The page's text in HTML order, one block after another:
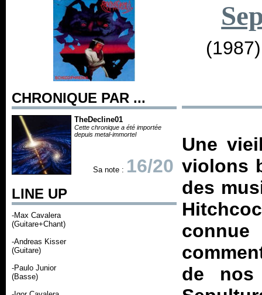
CHRONIQUE PAR ...
TheDecline01
Cette chronique a été importée
depuis metal-immortel
Sa note : 16/20
LINE UP
-Max Cavalera
(Guitare+Chant)
-Andreas Kisser
(Guitare)
-Paulo Junior
(Basse)
Une
violons
des
de nos